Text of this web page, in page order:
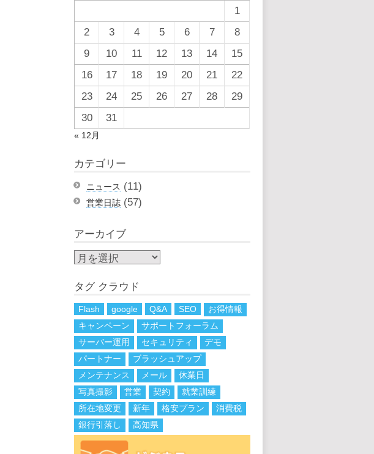
1
2
3 4 5 6 7
8
9
10 11 12 13 14
15
16
17 18 19 20 21
22
23
24 25 26 27 28
29
30
31
« 12月
カテゴリー
ニュース (11)
営業日誌 (57)
アーカイブ
タグ クラウド
Flash google Q&A SEO
お得情報
キャンペーン
サポートフォーラム
サーバー運用
セキュリティ
デモ
パートナー
ブラッシュアップ
メンテナンス
メール
休業日
写真撮影
営業 契約
就業訓練
所在地変更
新年 格安プラン
消費税
銀行引落し
高知県